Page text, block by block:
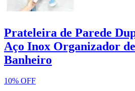
Prateleira de Parede
Aço Inox Organizador
Banheiro
10% OFF